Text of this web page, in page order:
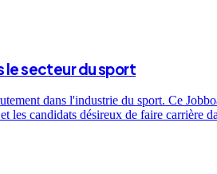
le secteur du sport
dans l'industrie du sport. Ce
les candidats désireux de faire carrière